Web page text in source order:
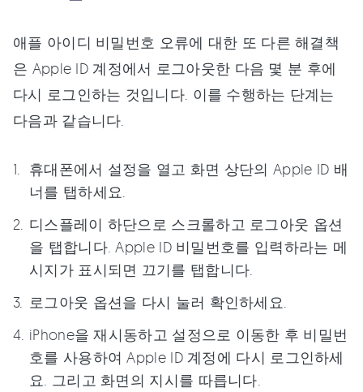
애플 아이디 비밀번호 오류에 대한 또 다른 해결책
은 Apple ID 계정에서 로그아웃한 다음 몇 분 후에
다시 로그인하는 것입니다. 이를 수행하는 단계는
다음과 같습니다.
휴대폰에서 설정을 열고 화면 상단의 Apple ID 배
너를 탭하세요.
디스플레이 하단으로 스크롤하고 로그아웃 옵션
을 탭합니다. Apple ID 비밀번호를 입력하라는 메
시지가 표시되면 끄기를 탭합니다.
로그아웃 옵션을 다시 눌러 확인하세요.
iPhone을 재시동하고 설정으로 이동한 후 비밀번
호를 사용하여 Apple ID 계정에 다시 로그인하세
요. 그리고 화면의 지시를 따릅니다.